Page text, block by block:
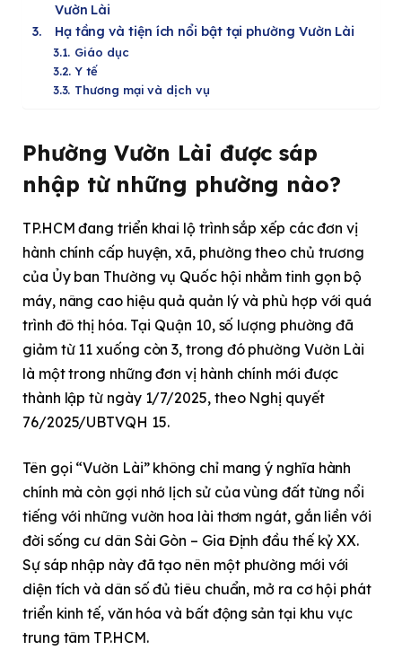
Vườn Lài
Hạ tầng và tiện ích nổi bật tại phường Vườn Lài
Giáo dục
Y tế
Thương mại và dịch vụ
Phường Vườn Lài được sáp
nhập từ những phường nào?
TP.HCM đang triển khai lộ trình sắp xếp các đơn vị
hành chính cấp huyện, xã, phường theo chủ trương
của Ủy ban Thường vụ Quốc hội nhằm tinh gọn bộ
máy, nâng cao hiệu quả quản lý và phù hợp với quá
trình đô thị hóa. Tại Quận 10, số lượng phường đã
giảm từ 11 xuống còn 3, trong đó phường Vườn Lài
là một trong những đơn vị hành chính mới được
thành lập từ ngày 1/7/2025, theo Nghị quyết
76/2025/UBTVQH 15.
Tên gọi “Vườn Lài” không chỉ mang ý nghĩa hành
chính mà còn gợi nhớ lịch sử của vùng đất từng nổi
tiếng với những vườn hoa lài thơm ngát, gắn liền với
đời sống cư dân Sài Gòn – Gia Định đầu thế kỷ XX.
Sự sáp nhập này đã tạo nên một phường mới với
diện tích và dân số đủ tiêu chuẩn, mở ra cơ hội phát
triển kinh tế, văn hóa và bất động sản tại khu vực
trung tâm TP.HCM.